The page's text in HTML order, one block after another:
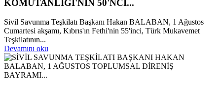
KOMUTANLIĞI'NIN 50'NCİ...
Sivil Savunma Teşkilatı Başkanı Hakan BALABAN, 1 Ağustos
Cumartesi akşamı, Kıbrıs'ın Fethi'nin 55'inci, Türk Mukavemet
Teşkilatının...
Devamını oku